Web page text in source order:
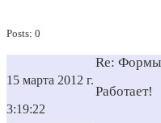
Posts: 0
15 марта 2012 г.
3:19:22
Re: Формы
Работает!